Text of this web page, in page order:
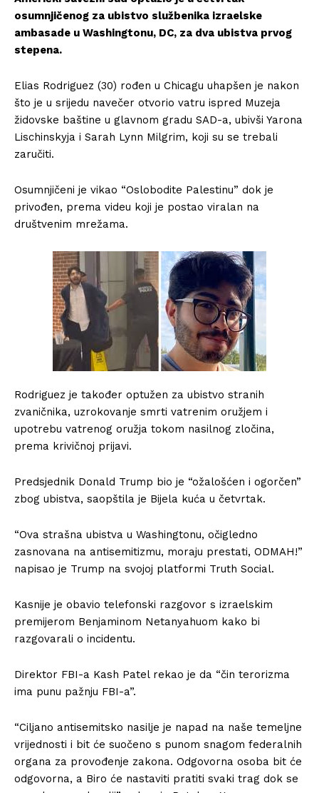
osumnjičenog za ubistvo službenika izraelske
ambasade u Washingtonu, DC, za dva ubistva prvog
stepena.
Elias Rodriguez (30) rođen u Chicagu uhapšen je nakon
što je u srijedu navečer otvorio vatru ispred Muzeja
židovske baštine u glavnom gradu SAD-a, ubivši Yarona
Lischinskyja i Sarah Lynn Milgrim, koji su se trebali
zaručiti.
Osumnjičeni je vikao “Oslobodite Palestinu” dok je
privođen, prema videu koji je postao viralan na
društvenim mrežama.
Rodriguez je također optužen za ubistvo stranih
zvaničnika, uzrokovanje smrti vatrenim oružjem i
upotrebu vatrenog oružja tokom nasilnog zločina,
prema krivičnoj prijavi.
Predsjednik Donald Trump bio je “ožalošćen i ogorčen”
zbog ubistva, saopštila je Bijela kuća u četvrtak.
“Ova strašna ubistva u Washingtonu, očigledno
zasnovana na antisemitizmu, moraju prestati, ODMAH!”
napisao je Trump na svojoj platformi Truth Social.
Kasnije je obavio telefonski razgovor s izraelskim
premijerom Benjaminom Netanyahuom kako bi
razgovarali o incidentu.
Direktor FBI-a Kash Patel rekao je da “čin terorizma
ima punu pažnju FBI-a”.
“Ciljano antisemitsko nasilje je napad na naše temeljne
vrijednosti i bit će suočeno s punom snagom federalnih
organa za provođenje zakona. Odgovorna osoba bit će
odgovorna, a Biro će nastaviti pratiti svaki trag dok se